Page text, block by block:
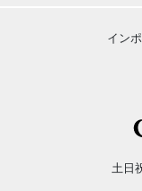
イン
土日